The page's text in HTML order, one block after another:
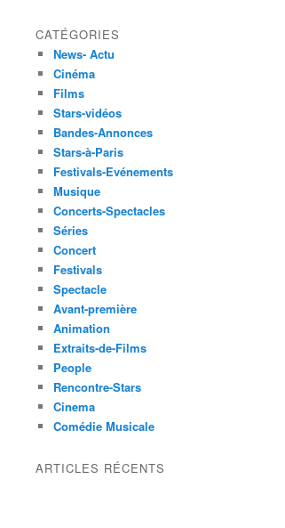
CATÉGORIES
News- Actu
Cinéma
Films
Stars-vidéos
Bandes-Annonces
Stars-à-Paris
Festivals-Evénements
Musique
Concerts-Spectacles
Séries
Concert
Festivals
Spectacle
Avant-première
Animation
Extraits-de-Films
People
Rencontre-Stars
Cinema
Comédie Musicale
ARTICLES RÉCENTS